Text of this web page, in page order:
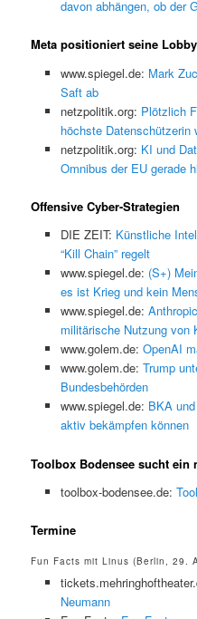
davon abhängen, ob der
Meta positioniert seine Lobby
www.spiegel.de: Mark
Saft ab
netzpolitik.org: Plötzlich
höchste Datenschützerin
netzpolitik.org: KI und
Omnibus der EU gerade
Offensive Cyber-Strategien
DIE ZEIT: Künstliche
“Kill Chain” regelt
www.spiegel.de: (S+)
es ist Krieg und kein
www.spiegel.de:
militärische Nutzung von
www.golem.de: OpenAI
www.golem.de: Trump
Bundesbehörden
www.spiegel.de: BKA
aktiv bekämpfen können
Toolbox Bodensee sucht ein
toolbox-bodensee.de:
Termine
Fun Facts mit Linus (Berlin, 29.
Neumann